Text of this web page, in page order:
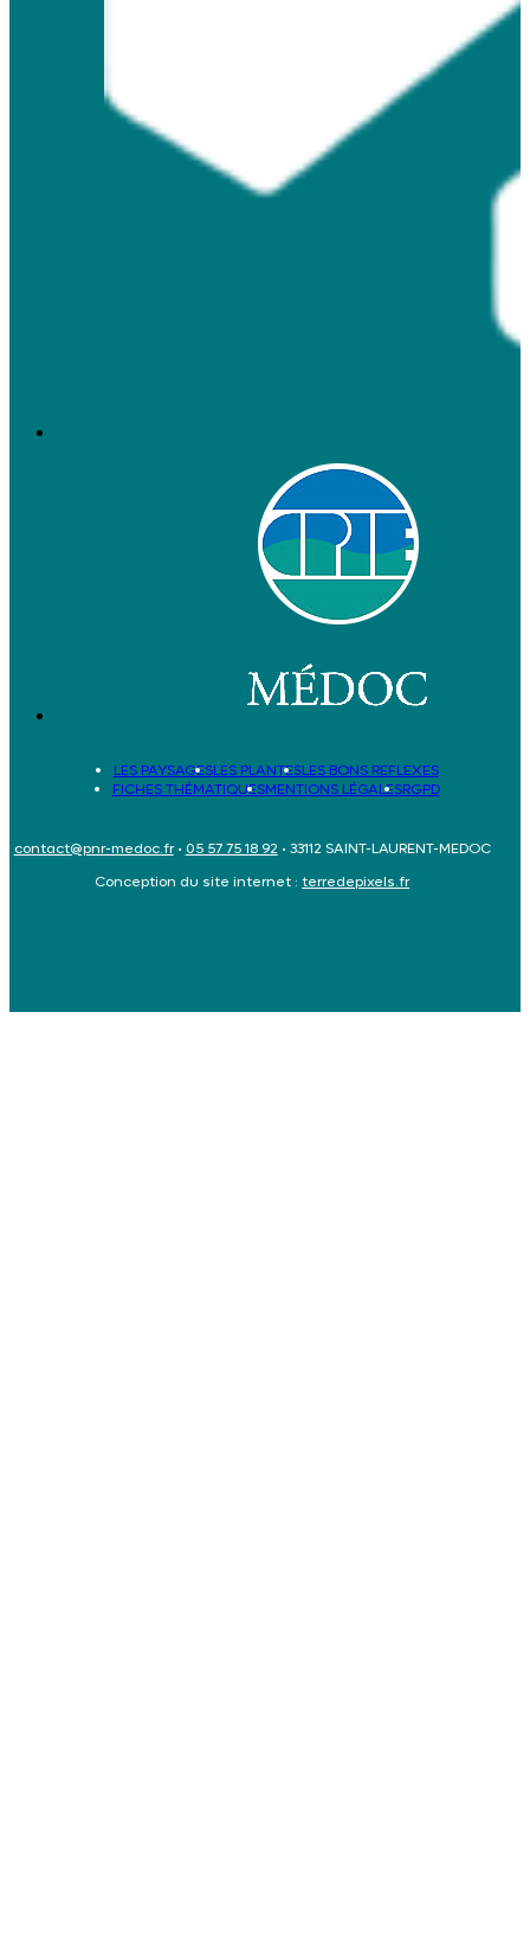
LES PAYSAGESLES PLANTESLES BONS REFLEXES
FICHES THÉMATIQUESMENTIONS LÉGALESRGPD
contact@pnr-medoc.fr• 05 57 75 18 92• 33112 SAINT-LAURENT-MEDOC
Conception du site internet :terredepixels.fr